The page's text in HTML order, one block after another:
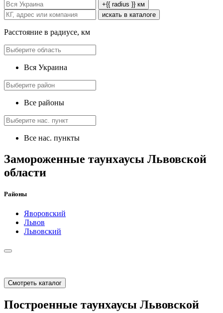
+{{ radius }} км
искать в каталоге
Расстояние в радиусе, км
Вся Украина
Все районы
Все нас. пункты
Замороженные таунхаусы Львовской
области
Районы
Яворовский
Львов
Львовский
Смотреть каталог
Построенные таунхаусы Львовской